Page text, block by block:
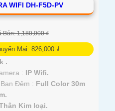
WIFI DH-F5D-PV
Bán: 1,180,000 ₫
Mại: 826,000 ₫
.
: IP Wifi.
Đêm : Full Color 30m
Kim loại.